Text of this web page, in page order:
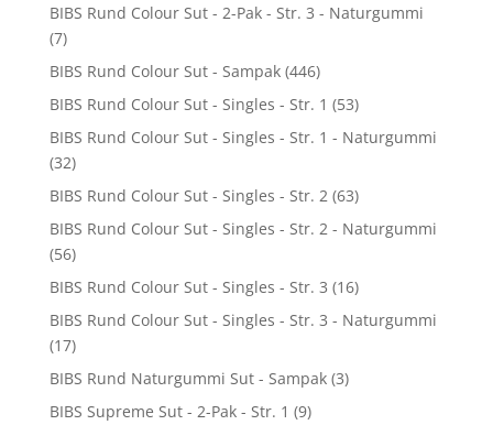
BIBS Rund Colour Sut - 2-Pak - Str. 3 - Naturgummi
(7)
BIBS Rund Colour Sut - Sampak (446)
BIBS Rund Colour Sut - Singles - Str. 1 (53)
BIBS Rund Colour Sut - Singles - Str. 1 - Naturgummi
(32)
BIBS Rund Colour Sut - Singles - Str. 2 (63)
BIBS Rund Colour Sut - Singles - Str. 2 - Naturgummi
(56)
BIBS Rund Colour Sut - Singles - Str. 3 (16)
BIBS Rund Colour Sut - Singles - Str. 3 - Naturgummi
(17)
BIBS Rund Naturgummi Sut - Sampak (3)
BIBS Supreme Sut - 2-Pak - Str. 1 (9)